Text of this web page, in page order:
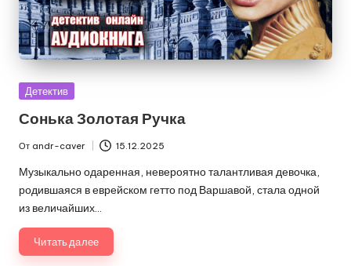
Опубликовано
Детектив
Сонька Золотая Ручка
Запись
от
От andr-caver 15.12.2025
Музыкально одаренная, невероятно талантливая девочка,
родившаяся в еврейском гетто под Варшавой, стала одной
из величайших…
Читать далее